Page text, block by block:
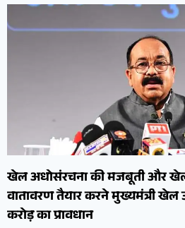
खेल अधोसंरचना की मजबूती और
वातावरण तैयार करने मुख्यमंत्री खेल
करोड़ का प्रावधान